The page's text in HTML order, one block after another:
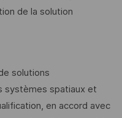
de la solution
solutions
systèmes spatiaux et
en accord avec